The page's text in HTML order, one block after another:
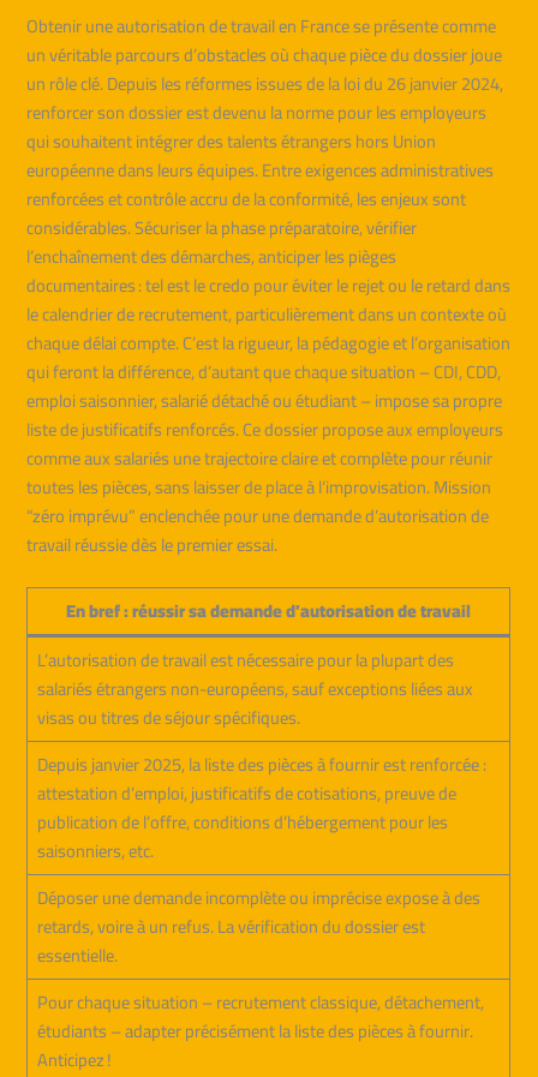
Obtenir une autorisation de travail en France se présente comme
un véritable parcours d’obstacles où chaque pièce du dossier joue
un rôle clé. Depuis les réformes issues de la loi du 26 janvier 2024,
renforcer son dossier est devenu la norme pour les employeurs
qui souhaitent intégrer des talents étrangers hors Union
européenne dans leurs équipes. Entre exigences administratives
renforcées et contrôle accru de la conformité, les enjeux sont
considérables. Sécuriser la phase préparatoire, vérifier
l’enchaînement des démarches, anticiper les pièges
documentaires : tel est le credo pour éviter le rejet ou le retard dans
le calendrier de recrutement, particulièrement dans un contexte où
chaque délai compte. C’est la rigueur, la pédagogie et l’organisation
qui feront la différence, d’autant que chaque situation – CDI, CDD,
emploi saisonnier, salarié détaché ou étudiant – impose sa propre
liste de justificatifs renforcés. Ce dossier propose aux employeurs
comme aux salariés une trajectoire claire et complète pour réunir
toutes les pièces, sans laisser de place à l’improvisation. Mission
“zéro imprévu” enclenchée pour une demande d’autorisation de
travail réussie dès le premier essai.
En bref : réussir sa demande d’autorisation de travail
L’autorisation de travail est nécessaire pour la plupart des
salariés étrangers non-européens, sauf exceptions liées aux
visas ou titres de séjour spécifiques.
Depuis janvier 2025, la liste des pièces à fournir est renforcée :
attestation d’emploi, justificatifs de cotisations, preuve de
publication de l’offre, conditions d’hébergement pour les
saisonniers, etc.
Déposer une demande incomplète ou imprécise expose à des
retards, voire à un refus. La vérification du dossier est
essentielle.
Pour chaque situation – recrutement classique, détachement,
étudiants – adapter précisément la liste des pièces à fournir.
Anticipez !